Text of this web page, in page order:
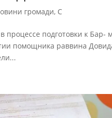
громади, С
процессе подготовки к
помощника раввина